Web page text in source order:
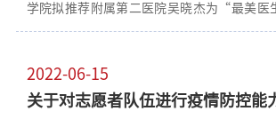
炼，重点突出。联系人：伦志强，电话：
学院拟推荐附属第二医院吴晓杰为“最美医
荐附属第一医院于洋为“最美护士”申报人
予以公示。 公示期为5个工作日，自公示之日起计算。公示期
内如对申报人选、申报单位有异议或需要反
2022-06-15
关于对志愿者队伍进行疫情防控能